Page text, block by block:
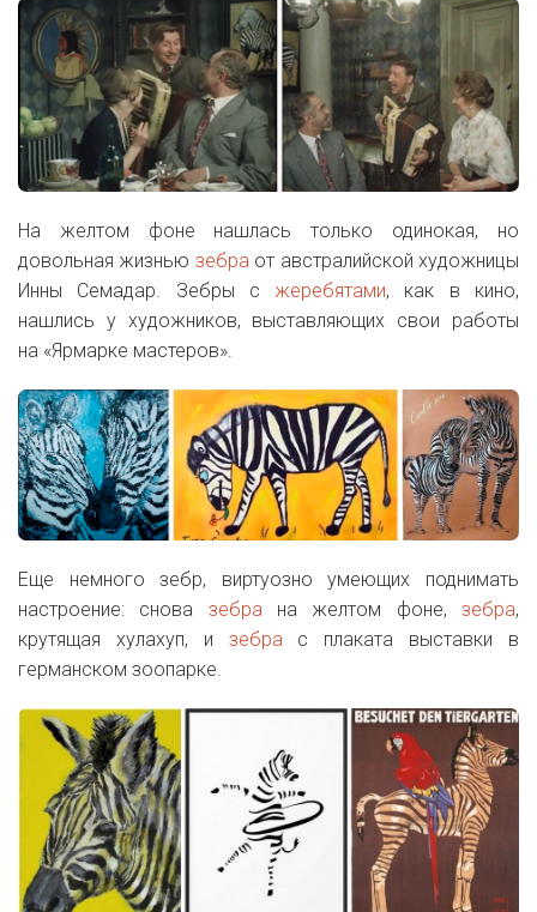
На желтом фоне нашлась только одинокая, но
довольная жизнью зебраот австралийской художницы
Инны Семадар. Зебры с жеребятами, как в кино,
нашлись у художников, выставляющих свои работы
на «Ярмарке мастеров».
Еще немного зебр, виртуозно умеющих поднимать
настроение: снова зебрана желтом фоне,зебра,
крутящая хулахуп, и зебрас плаката выставки в
германском зоопарке.